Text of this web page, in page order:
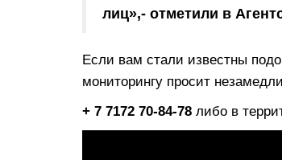
лиц»,- отметили в
Если вам стали известны
мониторингу просит
+ 7 7172 70-84-78 либо в